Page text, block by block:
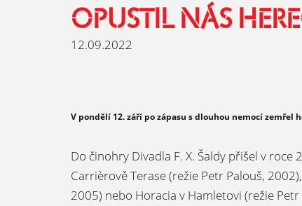
OPUSTIL NÁS
12.09.2022
V pondělí 12. září po zápasu s dlouhou nemocí zemřel
Do činohry Divadla F. X. Šaldy přišel v
Carrièrově Terase (režie Petr Palouš,
2005) nebo Horacia v Hamletovi (režie